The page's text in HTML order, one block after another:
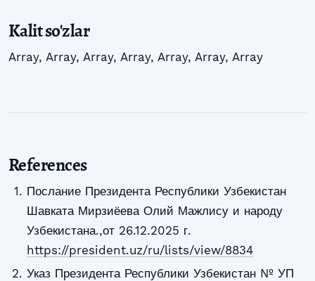
Kalit so'zlar
Array, Array, Array, Array, Array, Array, Array
References
Послание Президента Республики Узбекистан
Шавката Мирзиёева Олий Мажлису и народу
Узбекистана.,от 26.12.2025 г.
https://president.uz/ru/lists/view/8834
Указ Президента Республики Узбекистан № УП